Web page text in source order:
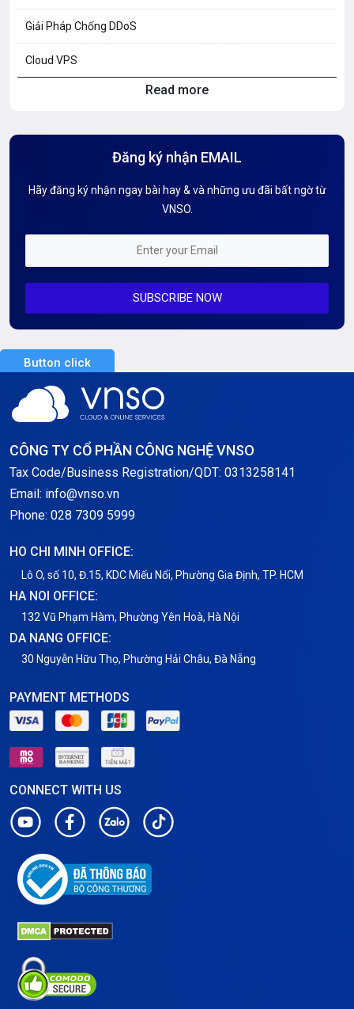
Giải Pháp Chống DDoS
Cloud VPS
Hướng dẫn Tên miền
Kiến thức AI
Mỗi tuần 01 Server
Server Dedicated (Máy chủ riêng)
Server GPU
Server Windows
Notification
Thông tin chung
Tin tức
Read more
Đăng ký nhận EMAIL
Hãy đăng ký nhận ngay bài hay & và những ưu đãi bất ngờ từ
VNSO.
SUBSCRIBE NOW
Button click
CÔNG TY CỔ PHẦN CÔNG NGHỆ VNSO
Tax Code/Business Registration/QDT: 0313258141
Email: info@vnso.vn
Phone: 028 7309 5999
HO CHI MINH OFFICE:
Lô O, số 10, Đ.15, KDC Miếu Nổi, Phường Gia Định, TP. HCM
HA NOI OFFICE:
132 Vũ Phạm Hàm, Phường Yên Hoà, Hà Nội
DA NANG OFFICE:
30 Nguyễn Hữu Thọ, Phường Hải Châu, Đà Nẵng
PAYMENT METHODS
CONNECT WITH US